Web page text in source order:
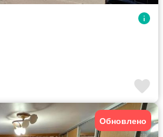
Обновлено